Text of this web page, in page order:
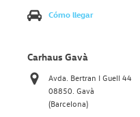
Cómo llegar
Carhaus Gavà
Avda. Bertran I Guell 44
08850. Gavà
(Barcelona)